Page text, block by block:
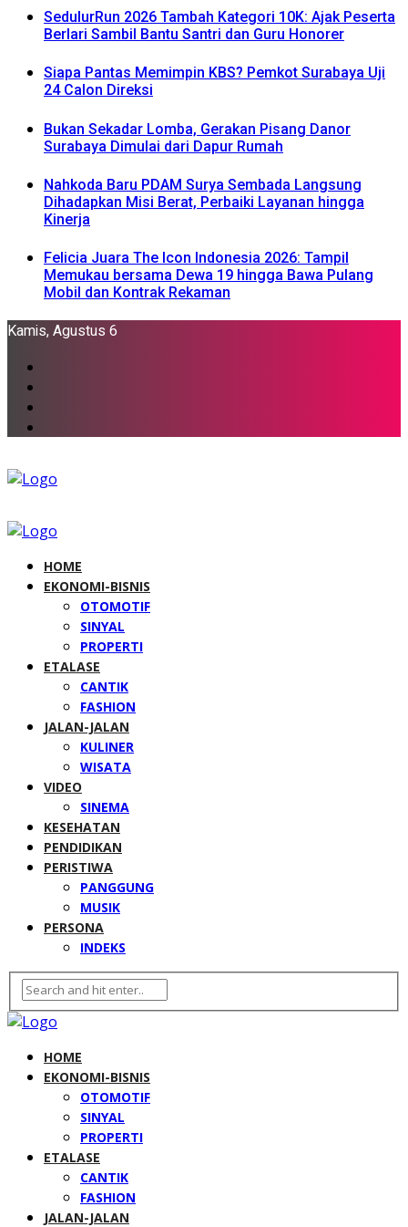
SedulurRun 2026 Tambah Kategori 10K: Ajak Peserta
Berlari Sambil Bantu Santri dan Guru Honorer
Siapa Pantas Memimpin KBS? Pemkot Surabaya Uji
24 Calon Direksi
Bukan Sekadar Lomba, Gerakan Pisang Danor
Surabaya Dimulai dari Dapur Rumah
Nahkoda Baru PDAM Surya Sembada Langsung
Dihadapkan Misi Berat, Perbaiki Layanan hingga
Kinerja
Felicia Juara The Icon Indonesia 2026: Tampil
Memukau bersama Dewa 19 hingga Bawa Pulang
Mobil dan Kontrak Rekaman
Kamis, Agustus 6
HOME
EKONOMI-BISNIS
OTOMOTIF
SINYAL
PROPERTI
ETALASE
CANTIK
FASHION
JALAN-JALAN
KULINER
WISATA
VIDEO
SINEMA
KESEHATAN
PENDIDIKAN
PERISTIWA
PANGGUNG
MUSIK
PERSONA
INDEKS
HOME
EKONOMI-BISNIS
OTOMOTIF
SINYAL
PROPERTI
ETALASE
CANTIK
FASHION
JALAN-JALAN